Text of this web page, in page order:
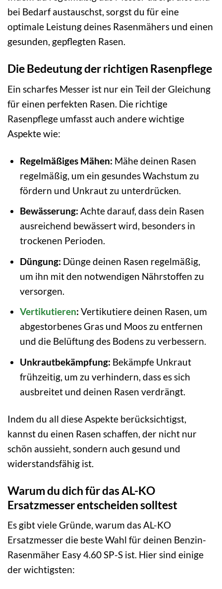
bei Bedarf austauschst, sorgst du für eine
optimale Leistung deines Rasenmähers und einen
gesunden, gepflegten Rasen.
Die Bedeutung der richtigen Rasenpflege
Ein scharfes Messer ist nur ein Teil der Gleichung
für einen perfekten Rasen. Die richtige
Rasenpflege umfasst auch andere wichtige
Aspekte wie:
Regelmäßiges Mähen: Mähe deinen Rasen
regelmäßig, um ein gesundes Wachstum zu
fördern und Unkraut zu unterdrücken.
Bewässerung: Achte darauf, dass dein Rasen
ausreichend bewässert wird, besonders in
trockenen Perioden.
Düngung: Dünge deinen Rasen regelmäßig,
um ihn mit den notwendigen Nährstoffen zu
versorgen.
Vertikutieren: Vertikutiere deinen Rasen, um
abgestorbenes Gras und Moos zu entfernen
und die Belüftung des Bodens zu verbessern.
Unkrautbekämpfung: Bekämpfe Unkraut
frühzeitig, um zu verhindern, dass es sich
ausbreitet und deinen Rasen verdrängt.
Indem du all diese Aspekte berücksichtigst,
kannst du einen Rasen schaffen, der nicht nur
schön aussieht, sondern auch gesund und
widerstandsfähig ist.
Warum du dich für das AL-KO
Ersatzmesser entscheiden solltest
Es gibt viele Gründe, warum das AL-KO
Ersatzmesser die beste Wahl für deinen Benzin-
Rasenmäher Easy 4.60 SP-S ist. Hier sind einige
der wichtigsten: